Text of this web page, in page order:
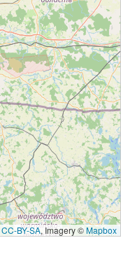
CC-BY-SA, Imagery ©Mapbox